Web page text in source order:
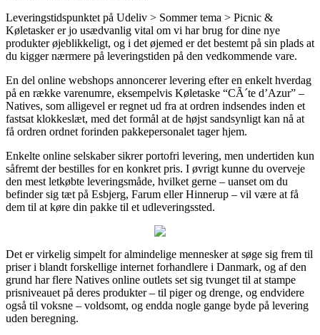
Leveringstidspunktet på Udeliv > Sommer tema > Picnic &
Køletasker er jo usædvanlig vital om vi har brug for dine nye
produkter øjeblikkeligt, og i det øjemed er det bestemt på sin plads at
du kigger nærmere på leveringstiden på den vedkommende vare.
En del online webshops annoncerer levering efter en enkelt hverdag
på en række varenumre, eksempelvis Køletaske “CÃ´te d’Azur” –
Natives, som alligevel er regnet ud fra at ordren indsendes inden et
fastsat klokkeslæt, med det formål at de højst sandsynligt kan nå at
få ordren ordnet forinden pakkepersonalet tager hjem.
Enkelte online selskaber sikrer portofri levering, men undertiden kun
såfremt der bestilles for en konkret pris. I øvrigt kunne du overveje
den mest letkøbte leveringsmåde, hvilket gerne – uanset om du
befinder sig tæt på Esbjerg, Farum eller Hinnerup – vil være at få
dem til at køre din pakke til et udleveringssted.
Det er virkelig simpelt for almindelige mennesker at søge sig frem til
priser i blandt forskellige internet forhandlere i Danmark, og af den
grund har flere Natives online outlets set sig tvunget til at stampe
prisniveauet på deres produkter – til piger og drenge, og endvidere
også til voksne – voldsomt, og endda nogle gange byde på levering
uden beregning.